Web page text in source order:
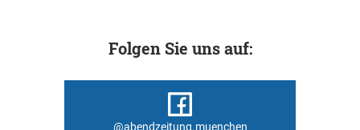
Folgen Sie uns auf:
@abendzeitung.muenchen